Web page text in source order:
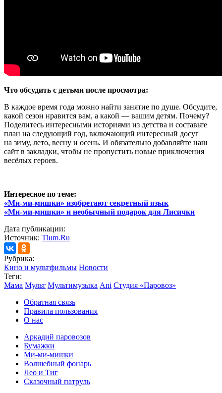
Что обсудить с детьми после просмотра:
В каждое время года можно найти занятие по душе. Обсудите,
какой сезон нравится вам, а какой — вашим детям. Почему?
Поделитесь интересными историями из детства и составьте
план на следующий год, включающий интересный досуг
на зиму, лето, весну и осень. И обязательно добавляйте наш
сайт в закладки, чтобы не пропустить новые приключения
весёлых героев.
Интересное по теме:
«Ми-ми-мишки» изобретают секретный язык
«Ми-ми-мишки» и необычный подарок для Лисички
Дата публикации:
Источник: Tlum.Ru
Рубрика:
Кино и мультфильмы Новости
Теги:
Мама Мульт Мультимузыка Ani Студия «Паровоз»
Обратная связь
Правила пользования
О нас
Аркадий паровозов
Бумажки
Ми-ми-мишки
Волшебный фонарь
Лео и Тиг
Сказочный патруль